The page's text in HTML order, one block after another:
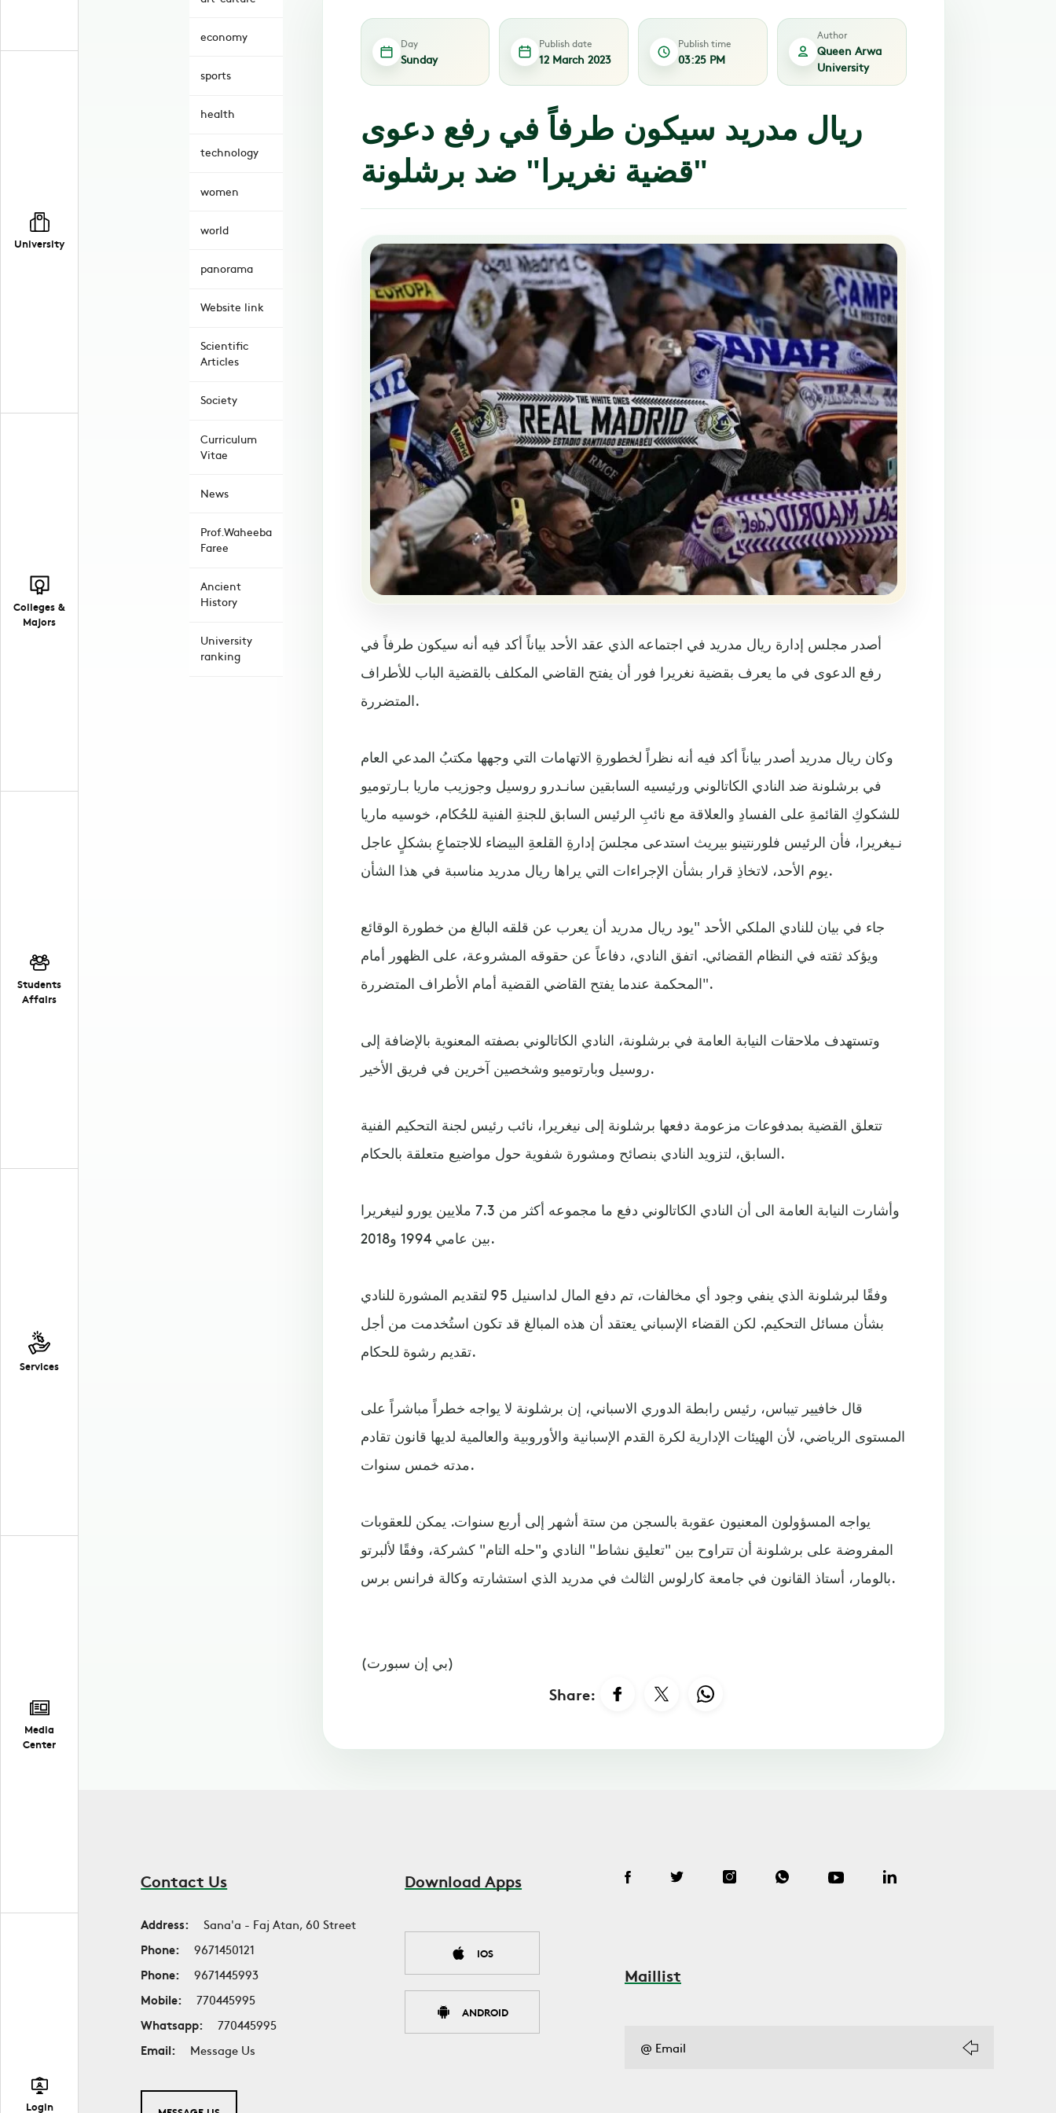
University
Colleges &
Majors
Students
Affairs
Services
Media
Center
Login
economy
sports
health
technology
women
world
panorama
Website link
Scientific
Articles
Society
Curriculum
Vitae
News
Prof.Waheeba
Faree
Ancient
History
University
ranking
Day
Sunday
Publish date
12 March 2023
Publish time
03:25 PM
Author
Queen Arwa
University
ريال مدريد سيكون طرفاً في رفع دعوى
"قضية نغريرا" ضد برشلونة
أصدر مجلس إدارة ريال مدريد في اجتماعه الذي عقد الأحد بياناً أكد فيه أنه سيكون طرفاً في
رفع الدعوى في ما يعرف بقضية نغريرا فور أن يفتح القاضي المكلف بالقضية الباب للأطراف
المتضررة.
وكان ريال مدريد أصدر بياناً أكد فيه أنه نظراً لخطورةِ الاتهامات التي وجهها مكتبُ المدعي العام
في برشلونة ضد النادي الكاتالوني ورئيسيه السابقين سانـدرو روسيل وجوزيب ماريا بـارتوميو
للشكوكِ القائمةِ على الفسادِ والعلاقة مع نائبِ الرئيس السابق للجنةِ الفنية للحُكام، خوسيه ماريا
نـيغريرا، فأن الرئيس فلورنتينو بيريث استدعى مجلسَ إدارةِ القلعةِ البيضاء للاجتماعِ بشكلٍ عاجل
يوم الأحد، لاتخاذِ قرار بشأن الإجراءات التي يراها ريال مدريد مناسبة في هذا الشأن.
جاء في بيان للنادي الملكي الأحد "يود ريال مدريد أن يعرب عن قلقه البالغ من خطورة الوقائع
ويؤكد ثقته في النظام القضائي. اتفق النادي، دفاعاً عن حقوقه المشروعة، على الظهور أمام
المحكمة عندما يفتح القاضي القضية أمام الأطراف المتضررة".
وتستهدف ملاحقات النيابة العامة في برشلونة، النادي الكاتالوني بصفته المعنوية بالإضافة إلى
روسيل وبارتوميو وشخصين آخرين في فريق الأخير.
تتعلق القضية بمدفوعات مزعومة دفعها برشلونة إلى نيغريرا، نائب رئيس لجنة التحكيم الفنية
السابق، لتزويد النادي بنصائح ومشورة شفوية حول مواضيع متعلقة بالحكام.
وأشارت النيابة العامة الى أن النادي الكاتالوني دفع ما مجموعه أكثر من 7.3 ملايين يورو لنيغريرا
بين عامي 1994 و2018.
وفقًا لبرشلونة الذي ينفي وجود أي مخالفات، تم دفع المال لداسنيل 95 لتقديم المشورة للنادي
بشأن مسائل التحكيم. لكن القضاء الإسباني يعتقد أن هذه المبالغ قد تكون استُخدمت من أجل
تقديم رشوة للحكام.
قال خافيير تيباس، رئيس رابطة الدوري الاسباني، إن برشلونة لا يواجه خطراً مباشراً على
المستوى الرياضي، لأن الهيئات الإدارية لكرة القدم الإسبانية والأوروبية والعالمية لديها قانون تقادم
مدته خمس سنوات.
يواجه المسؤولون المعنيون عقوبة بالسجن من ستة أشهر إلى أربع سنوات. يمكن للعقوبات
المفروضة على برشلونة أن تتراوح بين "تعليق نشاط" النادي و"حله التام" كشركة، وفقًا لألبرتو
بالومار، أستاذ القانون في جامعة كارلوس الثالث في مدريد الذي استشارته وكالة فرانس برس.
(بي إن سبورت)
Share:
Contact Us
Address:
Sana'a - Faj Atan, 60 Street
Phone:
9671450121
Phone:
9671445993
Mobile:
770445995
Whatsapp:
770445995
Email:
Message Us
Download Apps
IOS
ANDROID
Maillist